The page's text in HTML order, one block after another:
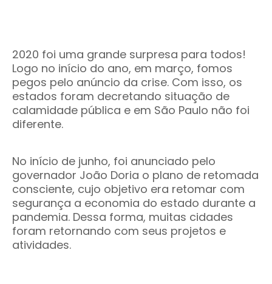
2020 foi uma grande surpresa para todos!
Logo no início do ano, em março, fomos
pegos pelo anúncio da crise. Com isso, os
estados foram decretando situação de
calamidade pública e em São Paulo não foi
diferente.
No início de junho, foi anunciado pelo
governador João Doria o plano de retomada
consciente, cujo objetivo era retomar com
segurança a economia do estado durante a
pandemia. Dessa forma, muitas cidades
foram retornando com seus projetos e
atividades.